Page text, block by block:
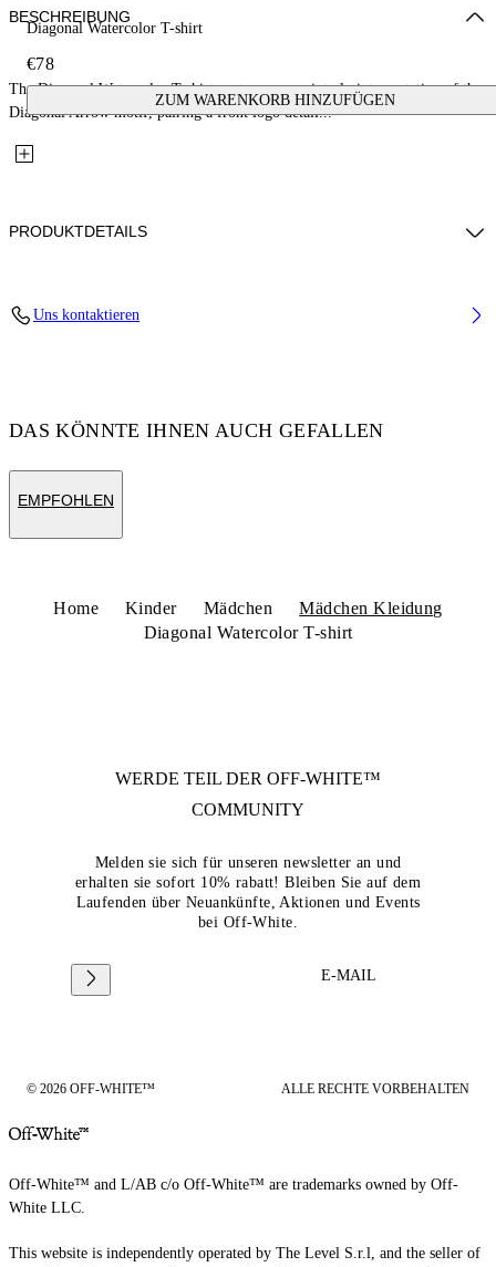
Diagonal Watercolor T-shirt
€78
ZUM WARENKORB HINZUFÜGEN
BESCHREIBUNG
The Diagonal Watercolor T-shirt centers on a painterly interpretation of the
Diagonal Arrow motif, pairing a front logo detail...
PRODUKTDETAILS
Uns kontaktieren
DAS KÖNNTE IHNEN AUCH GEFALLEN
EMPFOHLEN
Home Kinder Mädchen
Mädchen Kleidung
Diagonal Watercolor T-shirt
WERDE TEIL DER OFF-WHITE™
COMMUNITY
Melden sie sich für unseren newsletter an und
erhalten sie sofort 10% rabatt! Bleiben Sie auf dem
Laufenden über Neuankünfte, Aktionen und Events
bei Off-White.
E-MAIL
© 2026 OFF-WHITE™ ALLE RECHTE VORBEHALTEN
Off-White™ and L/AB c/o Off-White™ are trademarks owned by Off-
White LLC.
This website is independently operated by The Level S.r.l, and the seller of